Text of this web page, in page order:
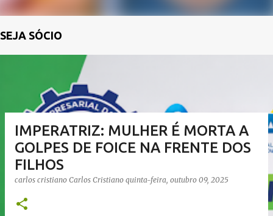
SEJA SÓCIO
IMPERATRIZ: MULHER É MORTA A
GOLPES DE FOICE NA FRENTE DOS
FILHOS
carlos cristiano Carlos Cristiano quinta-feira, outubro 09, 2025